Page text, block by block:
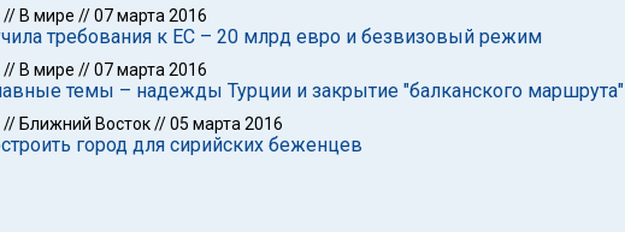
// В мире //07 марта 2016
требования к ЕС – 20 млрд евро и безвизовый режим
// В мире //07 марта 2016
темы – надежды Турции и закрытие "балканского маршрута"
// Ближний Восток//05 марта 2016
город для сирийских беженцев